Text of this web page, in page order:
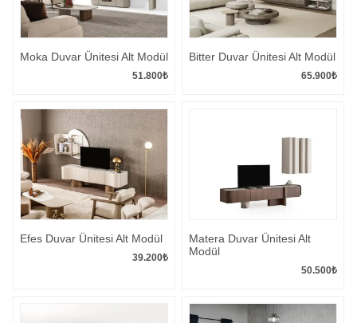
Moka Duvar Ünitesi Alt Modül
51.800₺
Bitter Duvar Ünitesi Alt Modül
65.900₺
Efes Duvar Ünitesi Alt Modül
39.200₺
Matera Duvar Ünitesi Alt
Modül
50.500₺